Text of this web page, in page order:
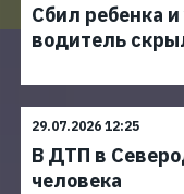
Сбил ребенка
водитель
29.07.2026 12:25
В ДТП в
человека